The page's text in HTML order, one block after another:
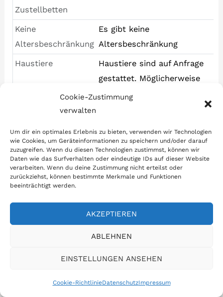
Cookie-Zustimmung
verwalten
Um dir ein optimales Erlebnis zu bieten, verwenden wir Technologien
wie Cookies, um Geräteinformationen zu speichern und/oder darauf
zuzugreifen. Wenn du diesen Technologien zustimmst, können wir
Daten wie das Surfverhalten oder eindeutige IDs auf dieser Website
verarbeiten. Wenn du deine Zustimmung nicht erteilst oder
zurückziehst, können bestimmte Merkmale und Funktionen
beeinträchtigt werden.
AKZEPTIEREN
ABLEHNEN
EINSTELLUNGEN ANSEHEN
Cookie-RichtlinieDatenschutzImpressum
Zustellbetten
Keine
Altersbeschränkung
Es gibt keine
Altersbeschränkung
Haustiere
Haustiere sind auf Anfrage
gestattet. Möglicherweise
fallen Gebühren an.
In diesem Hotel
werden folgende
Karten akzeptiert
akzeptiert diese Karten und
behält sich das Recht vor,
einen bestimmten Betrag
vor Ihrer Ankunft
blockieren.
Das Berggasthaus Sücka liegt 1400 m über dem
Alpen, hier genießen Sie von allen Zimmern eine